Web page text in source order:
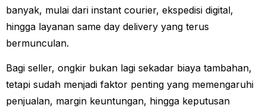
banyak, mulai dari instant courier, ekspedisi digital,
hingga layanan same day delivery yang terus
bermunculan.
Bagi seller, ongkir bukan lagi sekadar biaya tambahan,
tetapi sudah menjadi faktor penting yang memengaruhi
penjualan, margin keuntungan, hingga keputusan